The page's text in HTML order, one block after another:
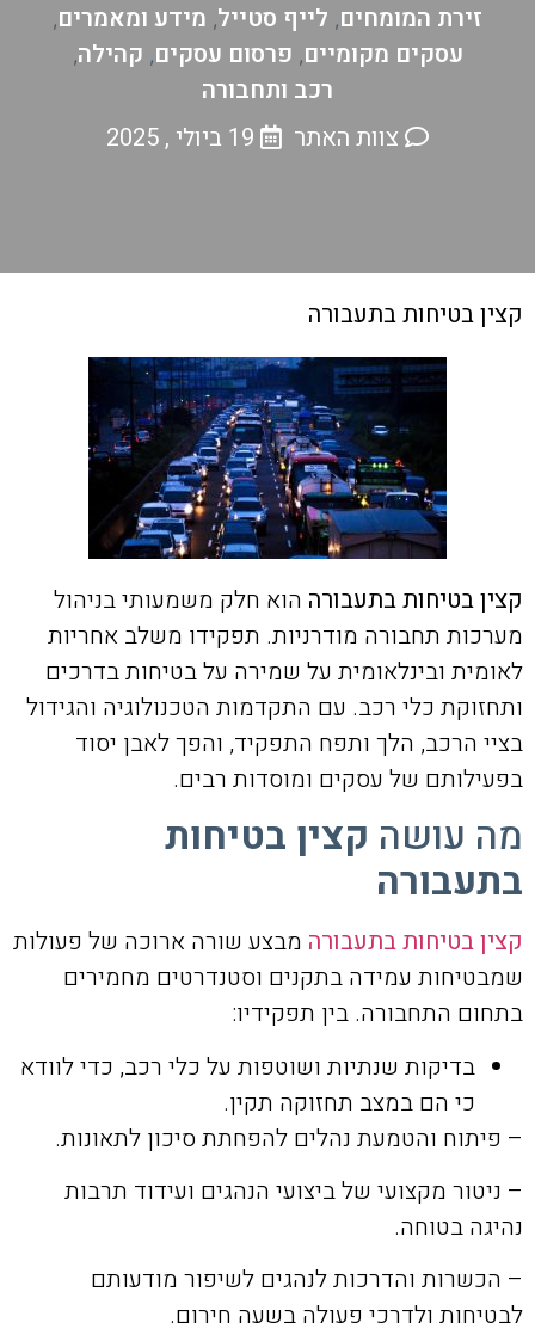
זירת המומחים, לייף סטייל, מידע ומאמרים,
עסקים מקומיים, פרסום עסקים, קהילה,
רכב ותחבורה
צוות האתר
19 ביולי , 2025
קצין בטיחות בתעבורה
קצין בטיחות בתעבורה הוא חלק משמעותי בניהול
מערכות תחבורה מודרניות. תפקידו משלב אחריות
לאומית ובינלאומית על שמירה על בטיחות בדרכים
ותחזוקת כלי רכב. עם התקדמות הטכנולוגיה והגידול
בציי הרכב, הלך ותפח התפקיד, והפך לאבן יסוד
בפעילותם של עסקים ומוסדות רבים.
מה עושה קצין בטיחות
בתעבורה
קצין בטיחות בתעבורה מבצע שורה ארוכה של פעולות
שמבטיחות עמידה בתקנים וסטנדרטים מחמירים
בתחום התחבורה. בין תפקידיו:
בדיקות שנתיות ושוטפות על כלי רכב, כדי לוודא
כי הם במצב תחזוקה תקין.
– פיתוח והטמעת נהלים להפחתת סיכון לתאונות.
– ניטור מקצועי של ביצועי הנהגים ועידוד תרבות
נהיגה בטוחה.
– הכשרות והדרכות לנהגים לשיפור מודעותם
לבטיחות ולדרכי פעולה בשעה חירום.